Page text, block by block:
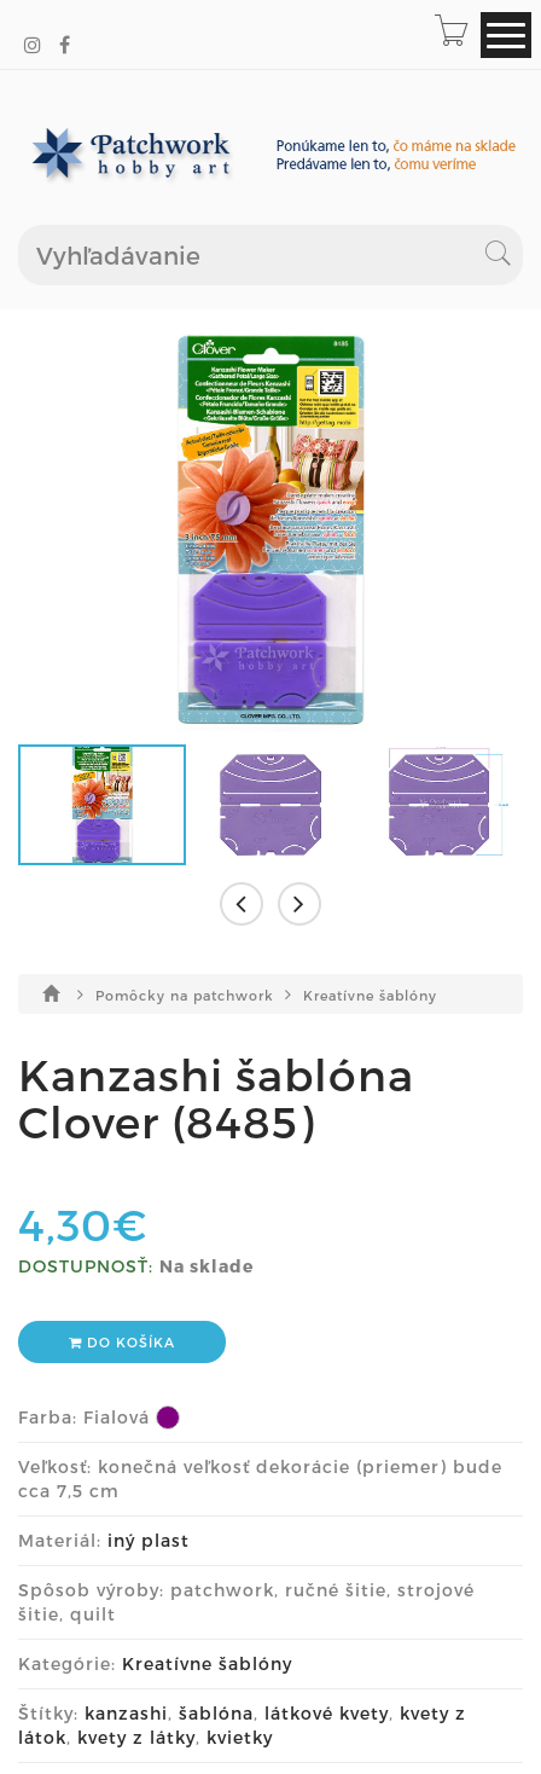
Pomôcky na patchwork Kreatívne šablóny
Kanzashi šablóna
Clover (8485)
4,30€
DOSTUPNOSŤ: Na sklade
DO KOŠÍKA
Farba: Fialová
Veľkosť: konečná veľkosť dekorácie (priemer) bude
cca 7,5 cm
Materiál: iný plast
Spôsob výroby: patchwork, ručné šitie, strojové
šitie, quilt
Kategórie: Kreatívne šablóny
Štítky: kanzashi, šablóna, látkové kvety, kvety z
látok, kvety z látky, kvietky